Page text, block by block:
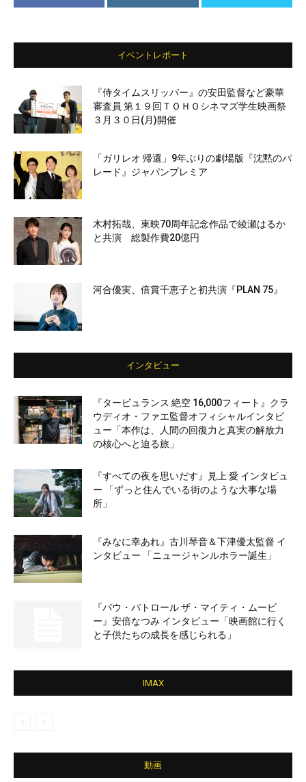
イベントレポート
『侍タイムスリッパー』の安田監督など豪華
審査員 第１９回ＴＯＨＯシネマズ学生映画祭
３月３０日(月)開催
「ガリレオ 帰還」9年ぶりの劇場版『沈黙のパ
レード』ジャパンプレミア
木村拓哉、東映70周年記念作品で綾瀬はるか
と共演 総製作費20億円
河合優実、倍賞千恵子と初共演『PLAN 75』
インタビュー
『タービュランス 絶空 16,000フィート』クラ
ウディオ・ファエ監督オフィシャルインタビ
ュー「本作は、人間の回復力と真実の解放力
の核心へと迫る旅」
『すべての夜を思いだす』見上 愛 インタビュ
ー 「ずっと住んでいる街のような大事な場
所」
『みなに幸あれ』古川琴音＆下津優太監督 イ
ンタビュー 「ニュージャンルホラー誕生」
『パウ・パトロール ザ・マイティ・ムービ
ー』安倍なつみ インタビュー「映画館に行く
と子供たちの成長を感じられる」
IMAX
動画